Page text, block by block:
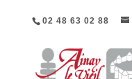
02 48 63 02 88